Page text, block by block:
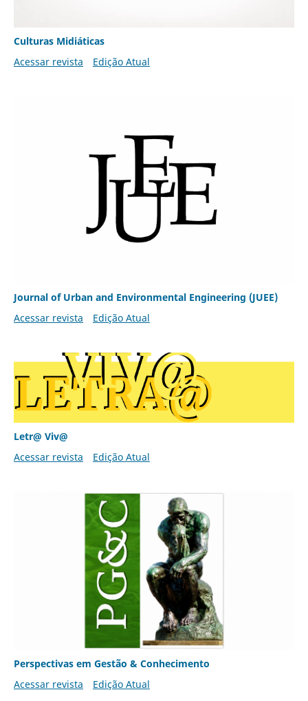
Culturas Midiáticas
Acessar revista
Edição Atual
Journal of Urban and Environmental Engineering (JUEE)
Acessar revista
Edição Atual
Letr@ Viv@
Acessar revista
Edição Atual
Perspectivas em Gestão & Conhecimento
Acessar revista
Edição Atual